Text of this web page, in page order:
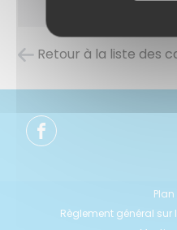
Retour à la liste des
Règlement général